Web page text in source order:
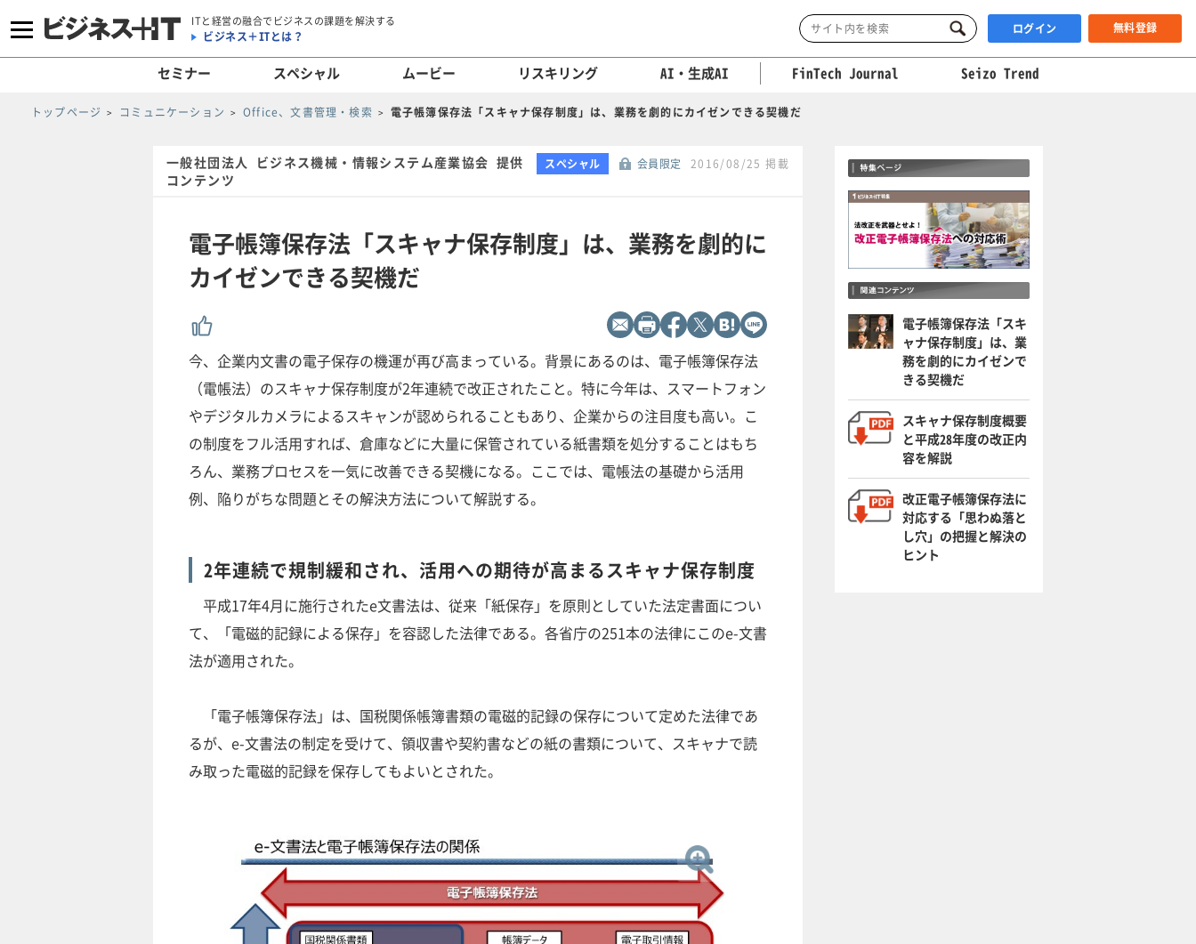
ITと経営の融合でビジネスの課題を解決する
ビジネス＋ITとは？ ログイン 無料登録
セミナー スペシャル ムービー リスキリング AI・生成AI FinTech Journal Seizo Trend
トップページ コミュニケーション Office、文書管理・検索 電子帳簿保存法「スキャナ保存制度」は、業務を劇的にカイゼンできる契機だ
一般社団法人 ビジネス機械・情報システム産業協会 提供
コンテンツ
スペシャル 会員限定 2016/08/25 掲載
電子帳簿保存法「スキャナ保存制度」は、業務を劇的に
カイゼンできる契機だ
今、企業内文書の電子保存の機運が再び高まっている。背景にあるのは、電子帳簿保存法
（電帳法）のスキャナ保存制度が2年連続で改正されたこと。特に今年は、スマートフォン
やデジタルカメラによるスキャンが認められることもあり、企業からの注目度も高い。こ
の制度をフル活用すれば、倉庫などに大量に保管されている紙書類を処分することはもち
ろん、業務プロセスを一気に改善できる契機になる。ここでは、電帳法の基礎から活用
例、陥りがちな問題とその解決方法について解説する。
2年連続で規制緩和され、活用への期待が高まるスキャナ保存制度
平成17年4月に施行されたe文書法は、従来「紙保存」を原則としていた法定書面につい
て、「電磁的記録による保存」を容認した法律である。各省庁の251本の法律にこのe-文書
法が適用された。
「電子帳簿保存法」は、国税関係帳簿書類の電磁的記録の保存について定めた法律であ
るが、e-文書法の制定を受けて、領収書や契約書などの紙の書類について、スキャナで読
み取った電磁的記録を保存してもよいとされた。
電子帳簿保存法「スキ
ャナ保存制度」は、業
務を劇的にカイゼンで
きる契機だ
スキャナ保存制度概要
と平成28年度の改正内
容を解説
改正電子帳簿保存法に
対応する「思わぬ落と
し穴」の把握と解決の
ヒント